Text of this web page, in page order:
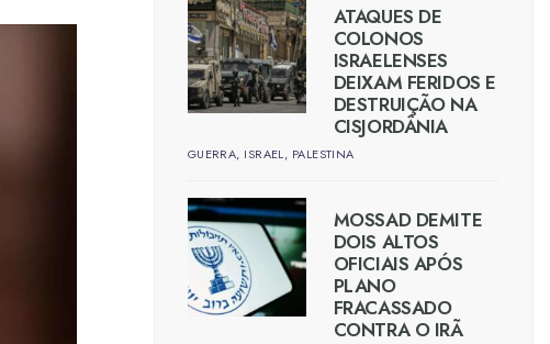
ATAQUES DE
COLONOS
ISRAELENSES
DEIXAM FERIDOS E
DESTRUIÇÃO NA
CISJORDÂNIA
GUERRA, ISRAEL, PALESTINA
MOSSAD DEMITE
DOIS ALTOS
OFICIAIS APÓS
PLANO
FRACASSADO
CONTRA O IRÃ